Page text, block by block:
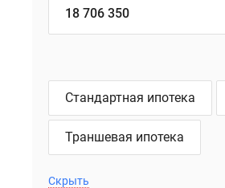
Стандартная ипотека
Траншевая ипотека
Скрыть